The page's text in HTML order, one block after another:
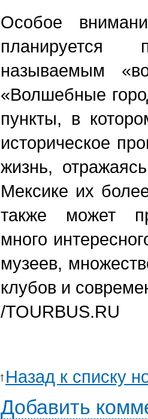
Особое
называемым
«Волшебные
пункты, в
историческое
жизнь,
Мексике их
также может
много
музеев,
клубов и
/TOURBUS.RU
Назад к списку
Добавить